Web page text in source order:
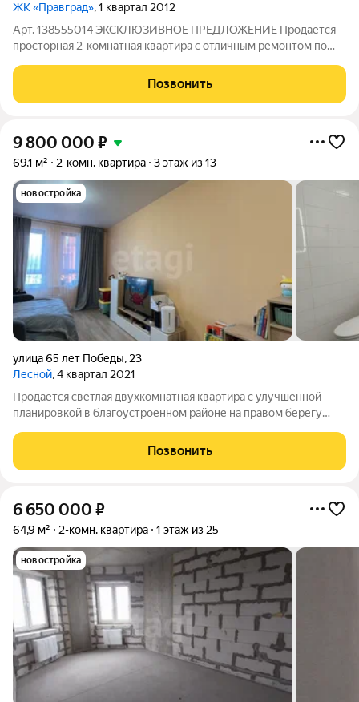
ЖК «Правград», 1 квартал 2012
Арт. 138555014 ЭКСКЛЮЗИВНОЕ ПРЕДЛОЖЕНИЕ Продается
просторная 2-комнатная квартира с отличным ремонтом по
продуманная планировка: просторный коридор,
изолированные комнаты, раздельный санузел и
Позвонить
9 800 000 ₽
69,1 м² 2-комн. квартира 3 этаж из 13
новостройка
улица 65 лет Победы, 23
Лесной, 4 квартал 2021
Продается светлая двухкомнатная квартира с улучшенной
планировкой в благоустроенном районе на правом берегу
выходит на оборудованную полками лоджию, удобную для
сезонного хранения. В квартире два
Позвонить
6 650 000 ₽
64,9 м² 2-комн. квартира 1 этаж из 25
новостройка